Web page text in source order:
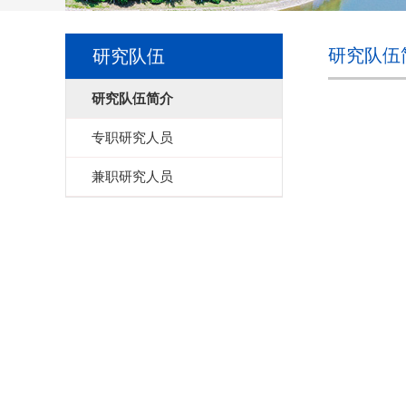
研究队伍
研究队伍简介
专职研究人员
兼职研究人员
研究队伍